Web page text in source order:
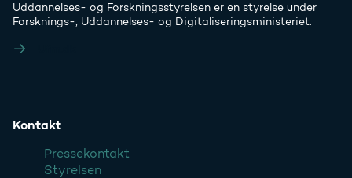
Uddannelses- og Forskningsstyrelsen er en styrelse under
Forsknings-, Uddannelses- og Digitaliseringsministeriet:
Kontakt
Pressekontakt
Styrelsen